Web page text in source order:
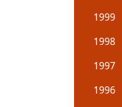
1999
1998
1997
1996